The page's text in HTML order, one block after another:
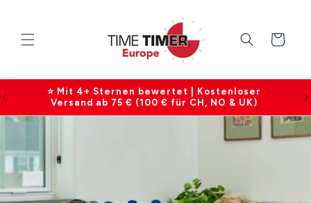
Warenkorb
2 Jahre Garantie auf alle Produkte |
Kundenservice Mo–Fr, 09:00–17:00 Uhr